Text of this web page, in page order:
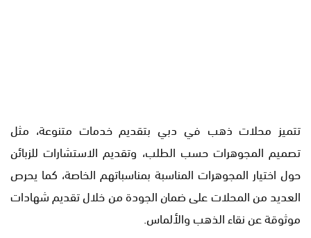
تتميز محلات ذهب في دبي بتقديم خدمات متنوعة، مثل
تصميم المجوهرات حسب الطلب، وتقديم الاستشارات للزبائن
حول اختيار المجوهرات المناسبة بمناسباتهم الخاصة، كما يحرص
العديد من المحلات على ضمان الجودة من خلال تقديم شهادات
موثوقة عن نقاء الذهب والألماس.